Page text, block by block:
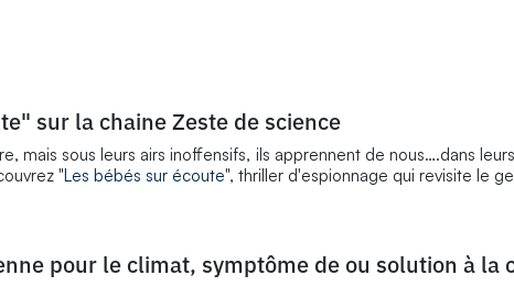
sur la chaine Zeste de science
mais sous leurs airs inoffensifs, ils apprennent de nous….dans
"Les bébés sur écoute", thriller d'espionnage qui revisite le
pour le climat, symptôme de ou solution à la